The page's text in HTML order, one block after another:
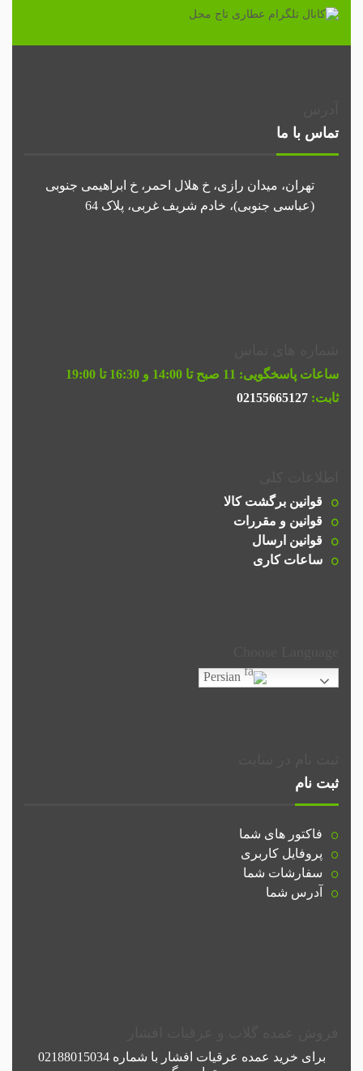
تماس با ما
تهران، میدان رازی، خ هلال احمر، خ ابراهیمی جنوبی
(عباسی جنوبی)، خادم شریف غربی، پلاک 64
ساعات پاسخگویی:
ثابت: 02155665127
قوانین برگشت کالا
قوانین و مقررات
قوانین ارسال
ساعات کاری
ثبت نام
فاکتور های شما
پروفایل کاربری
سفارشات شما
آدرس شما
برای خرید عمده عرقیات افشار با شماره02188015034